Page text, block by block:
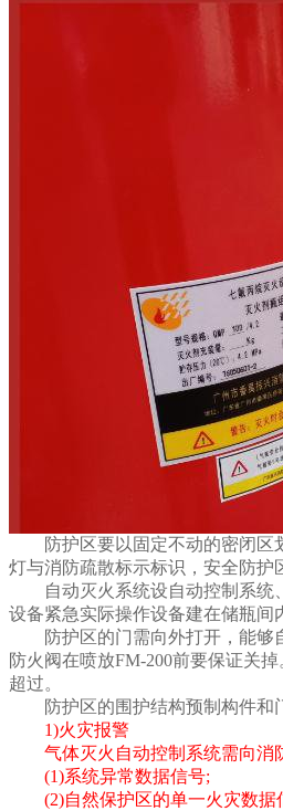
防护区要以固定不动的密闭区划
灯与消防疏散标示标识，安全防护
自动灭火系统设自动控制系统、
设备紧急实际操作设备建在储瓶间
防护区的门需向外打开，能够自
防火阀在喷放FM-200前要保证关
超过。
防护区的围护结构预制构件和门
1)火灾报警
气体灭火自动控制系统需向消
(1)系统异常数据信号;
(2)自然保护区的单一火灾数据